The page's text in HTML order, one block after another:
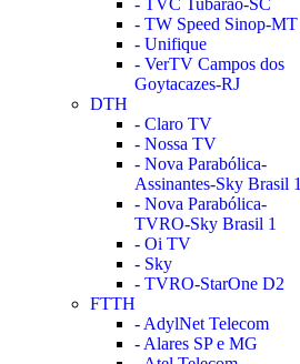
- TVC Tubarão-SC
- TW Speed Sinop-MT
- Unifique
- VerTV Campos dos
Goytacazes-RJ
DTH
- Claro TV
- Nossa TV
- Nova Parabólica-
Assinantes-Sky Brasil 1
- Nova Parabólica-
TVRO-Sky Brasil 1
- Oi TV
- Sky
- TVRO-StarOne D2
FTTH
- AdylNet Telecom
- Alares SP e MG